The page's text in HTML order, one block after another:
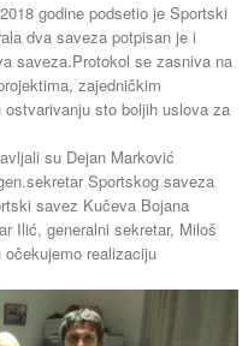
godine podsetio je Sportski
dva saveza potpisan je i
saveza.Protokol se zasniva na
zajedničkim
sto boljih uslova za
su Dejan Marković
Sportskog saveza
savez Kučeva Bojana
Ilić, generalni sekretar, Miloš
realizaciju